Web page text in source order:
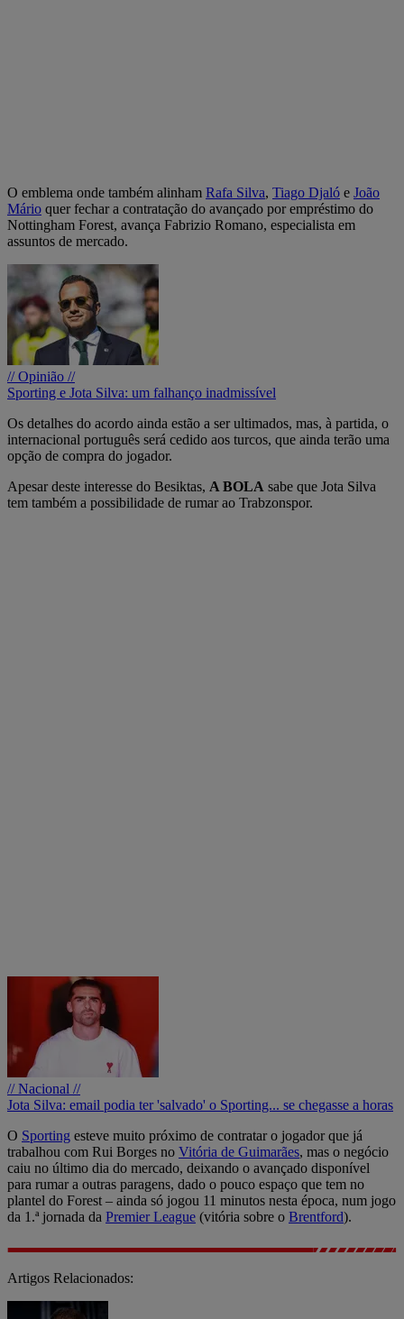
O emblema onde também alinham Rafa Silva, Tiago Djaló e João
Mário quer fechar a contratação do avançado por empréstimo do
Nottingham Forest, avança Fabrizio Romano, especialista em
assuntos de mercado.
// Opinião //
Sporting e Jota Silva: um falhanço inadmissível
Os detalhes do acordo ainda estão a ser ultimados, mas, à partida, o
internacional português será cedido aos turcos, que ainda terão uma
opção de compra do jogador.
Apesar deste interesse do Besiktas, A BOLA sabe que Jota Silva
tem também a possibilidade de rumar ao Trabzonspor.
// Nacional //
Jota Silva: email podia ter 'salvado' o Sporting... se chegasse a horas
O Sporting esteve muito próximo de contratar o jogador que já
trabalhou com Rui Borges no Vitória de Guimarães, mas o negócio
caiu no último dia do mercado, deixando o avançado disponível
para rumar a outras paragens, dado o pouco espaço que tem no
plantel do Forest – ainda só jogou 11 minutos nesta época, num jogo
da 1.ª jornada da Premier League (vitória sobre o Brentford).
Artigos Relacionados: